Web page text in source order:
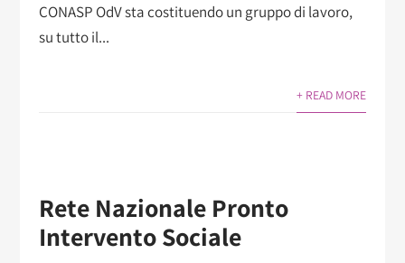
CONASP OdV sta costituendo un gruppo di lavoro,
su tutto il...
+ READ MORE
Rete Nazionale Pronto
Intervento Sociale